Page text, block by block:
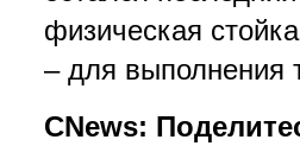
физическая
– для выполнения
CNews: